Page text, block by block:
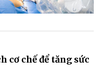
cơ chế để tăng sức